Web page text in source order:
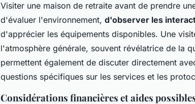
Visiter une maison de retraite avant de prendre
d'évaluer l'environnement, d'observer les
d'apprécier les équipements disponibles. Une
l'atmosphère générale, souvent révélatrice de la
permettent également de discuter directement
questions spécifiques sur les services et les
Considérations financières et aides